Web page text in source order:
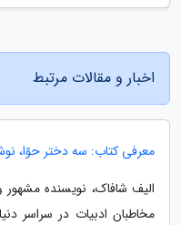
اخبار و مقالات مرتبط
معرفی کتاب: سه دختر حوّا،
الیف شافاک، نویسنده
مخاطبان ادبیات در سراسر